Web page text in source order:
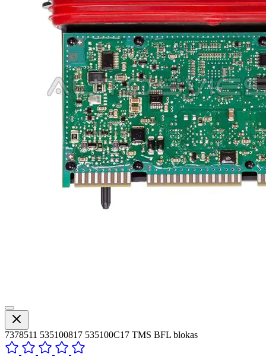
7378511 535100817 535100C17 TMS BFL blokas